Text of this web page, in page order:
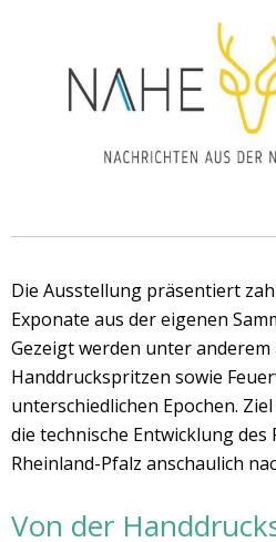
Die Ausstellung präsentiert
Exponate aus der eigenen
Gezeigt werden unter
Handdruckspritzen sowie
unterschiedlichen Epochen.
die technische Entwicklung des
Rheinland-Pfalz anschaulich
Von der